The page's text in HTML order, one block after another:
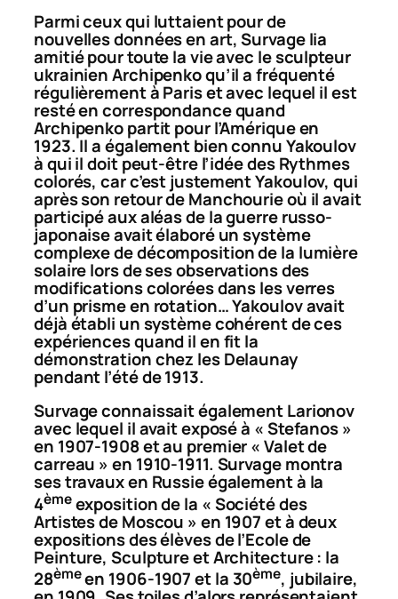
Parmi ceux qui luttaient pour de
nouvelles données en art, Survage lia
amitié pour toute la vie avec le sculpteur
ukrainien Archipenko qu’il a fréquenté
régulièrement à Paris et avec lequel il est
resté en correspondance quand
Archipenko partit pour l’Amérique en
1923. Il a également bien connu Yakoulov
à qui il doit peut-être l’idée desRythmes
colorés, car c’est justement Yakoulov, qui
après son retour de Manchourie où il avait
participé aux aléas de la guerre russo-
japonaise avait élaboré un système
complexe de décomposition de la lumière
solaire lors de ses observations des
modifications colorées dans les verres
d’un prisme en rotation… Yakoulov avait
déjà établi un système cohérent de ces
expériences quand il en fit la
démonstration chez les Delaunay
pendant l’été de 1913.
Survage connaissait également Larionov
avec lequel il avait exposé à «Stefanos »
en 1907-1908 et au premier « Valet de
carreau » en 1910-1911. Survage montra
ses travaux en Russie également à la
4èmeexposition de la « Société des
Artistes de Moscou » en 1907 et à deux
expositions des élèves de l’Ecole de
Peinture, Sculpture et Architecture : la
28èmeen 1906-1907 et la 30ème, jubilaire,